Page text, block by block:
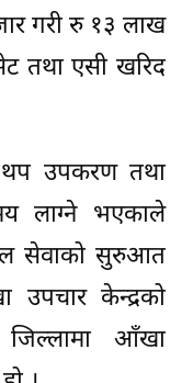
गरी रु १३ लाख
तथा एसी खरिद
उपकरण तथा
लाग्ने भएकाले
सेवाको सुरुआत
केन्द्रको
आँखा